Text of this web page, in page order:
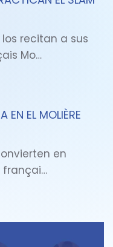
recitan a sus
Mo…
EN EL MOLIÈRE
en
françai…